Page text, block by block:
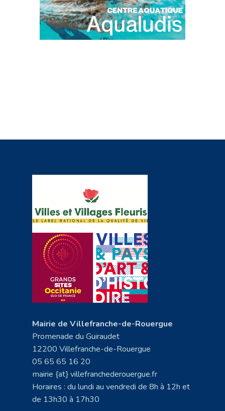
Mairie de Villefranche-de-Rouergue
Promenade du Guiraudet
12200 Villefranche-de-Rouergue
05 65 65 16 20
mairie {at} villefranchederouergue.fr
Horaires : du lundi au vendredi de 8h à 12h et
de 13h30 à 17h30